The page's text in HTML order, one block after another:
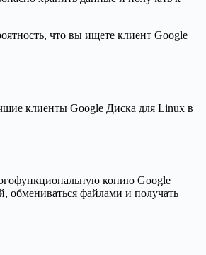
что вы ищете клиент Google
клиенты Google Диска для Linux в
копию Google
обмениваться файлами и получать